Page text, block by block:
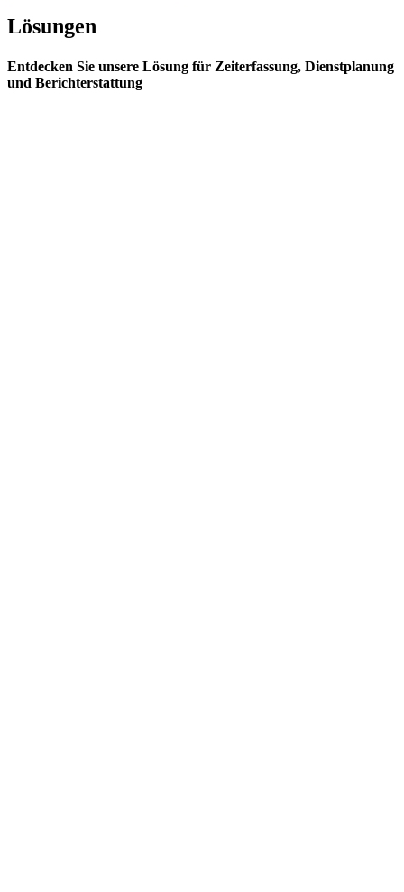
Lösungen
Entdecken Sie unsere Lösung für Zeiterfassung, Dienstplanung
und Berichterstattung